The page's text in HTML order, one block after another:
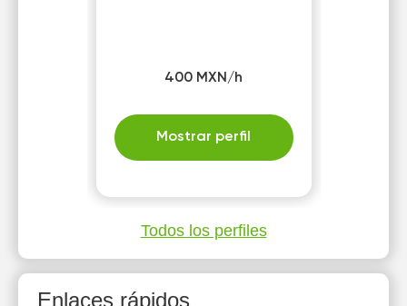
400 MXN/h
Mostrar perfil
Todos los perfiles
Enlaces rápidos